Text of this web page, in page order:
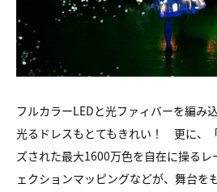
フルカラーLEDと光ファィバーを編み
光るドレスもとてもきれい！ 更に、
ズされた最大1600万色を自在に操る
ェクションマッピングなどが、舞台を